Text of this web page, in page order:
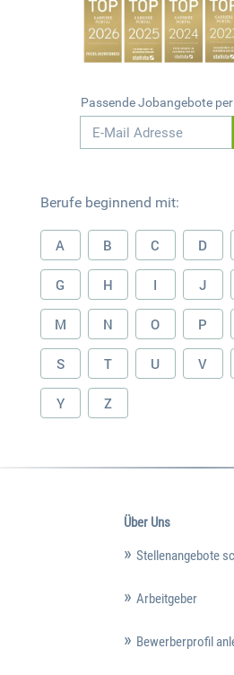
Passende Jobangebote
Berufe beginnend mit:
A B C D
G H I J
M N O P
S T U V
Y Z
Über Uns
Stellenangebote
Arbeitgeber
Bewerberprofil